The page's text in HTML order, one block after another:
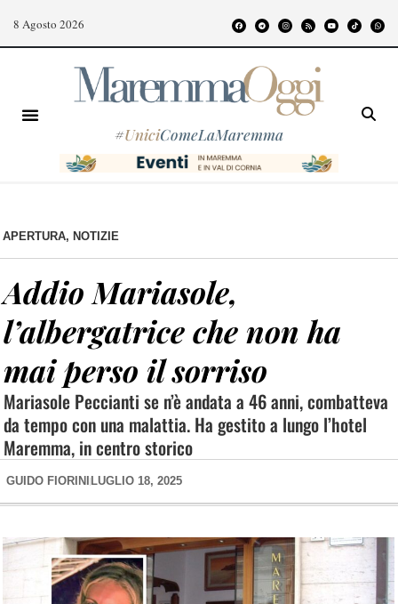
8 Agosto 2026
#UniciComeLaMaremma
APERTURA, NOTIZIE
Addio Mariasole,
l’albergatrice che non ha
mai perso il sorriso
Mariasole Peccianti se n’è andata a 46 anni, combatteva
da tempo con una malattia. Ha gestito a lungo l’hotel
Maremma, in centro storico
GUIDO FIORINI LUGLIO 18, 2025